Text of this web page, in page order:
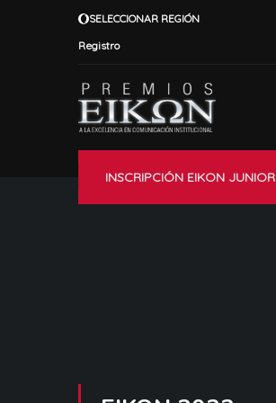
SELECCIONAR REGIÓN
Registro
INSCRIPCIÓN EIKON JUNIOR